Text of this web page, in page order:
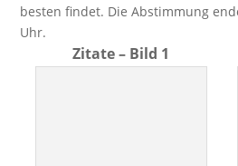
besten findet. Die Abstimmung
Uhr.
Zitate – Bild 1